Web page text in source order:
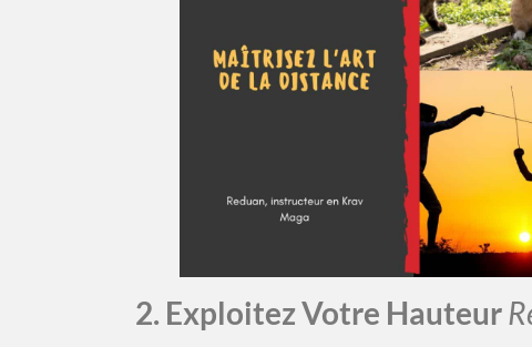
2. Exploitez Votre Hauteur